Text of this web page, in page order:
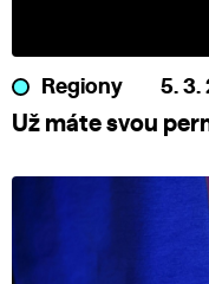
Regiony 5. 3.
Už máte svou